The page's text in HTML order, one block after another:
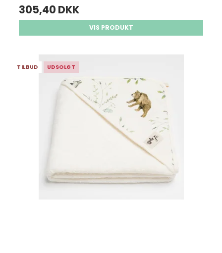
305,40 DKK
VIS PRODUKT
TILBUD UDSOLGT